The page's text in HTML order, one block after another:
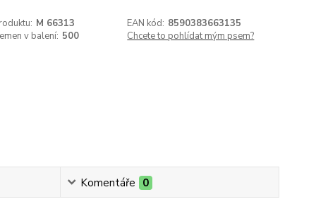
M 66313 EAN kód: 8590383663135
v balení: 500 Chcete to pohlídat mým psem?
Komentáře 0